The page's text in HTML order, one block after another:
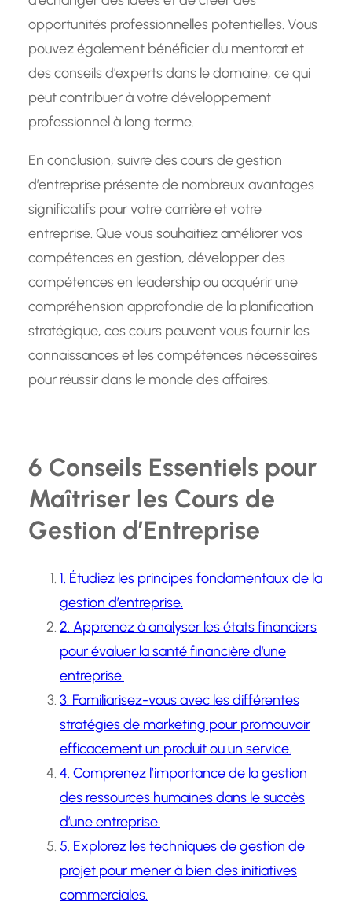
opportunités professionnelles potentielles. Vous
pouvez également bénéficier du mentorat et
des conseils d’experts dans le domaine, ce qui
peut contribuer à votre développement
professionnel à long terme.
En conclusion, suivre des cours de gestion
d’entreprise présente de nombreux avantages
significatifs pour votre carrière et votre
entreprise. Que vous souhaitiez améliorer vos
compétences en gestion, développer des
compétences en leadership ou acquérir une
compréhension approfondie de la planification
stratégique, ces cours peuvent vous fournir les
connaissances et les compétences nécessaires
pour réussir dans le monde des affaires.
6 Conseils Essentiels pour
Maîtriser les Cours de
Gestion d’Entreprise
1. Étudiez les principes fondamentaux de la
gestion d’entreprise.
2. Apprenez à analyser les états financiers
pour évaluer la santé financière d’une
entreprise.
3. Familiarisez-vous avec les différentes
stratégies de marketing pour promouvoir
efficacement un produit ou un service.
4. Comprenez l’importance de la gestion
des ressources humaines dans le succès
d’une entreprise.
5. Explorez les techniques de gestion de
projet pour mener à bien des initiatives
commerciales.